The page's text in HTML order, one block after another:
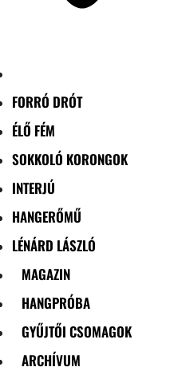
FORRÓ DRÓT
ÉLŐ FÉM
SOKKOLÓ KORONGOK
INTERJÚ
HANGERŐMŰ
LÉNÁRD LÁSZLÓ
MAGAZIN
HANGPRÓBA
GYŰJTŐI CSOMAGOK
ARCHÍVUM